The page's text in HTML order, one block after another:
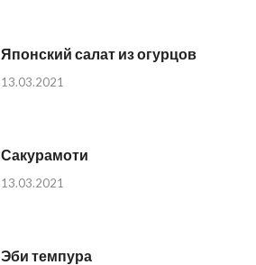
Японский салат из огурцов
13.03.2021
Сакурамоти
13.03.2021
Эби темпура